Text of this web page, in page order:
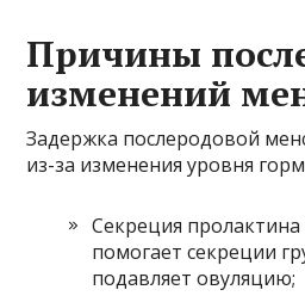
Причины
изменений
Задержка послеродовой
из-за изменения уровня
Секреция
помогает секреции
подавляет овуляцию;